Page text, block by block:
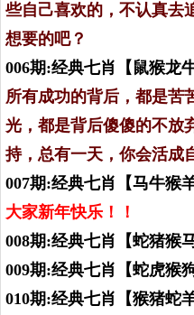
些自己喜欢的，不认真去
想要的吧？
006期:经典七肖【鼠猴龙
所有成功的背后，都是苦
光，都是背后傻傻的不放
持，总有一天，你会活成
007期:经典七肖【马牛猴
大家新年快乐！！
008期:经典七肖【蛇猪猴
009期:经典七肖【蛇虎猴
010期:经典七肖【猴猪蛇